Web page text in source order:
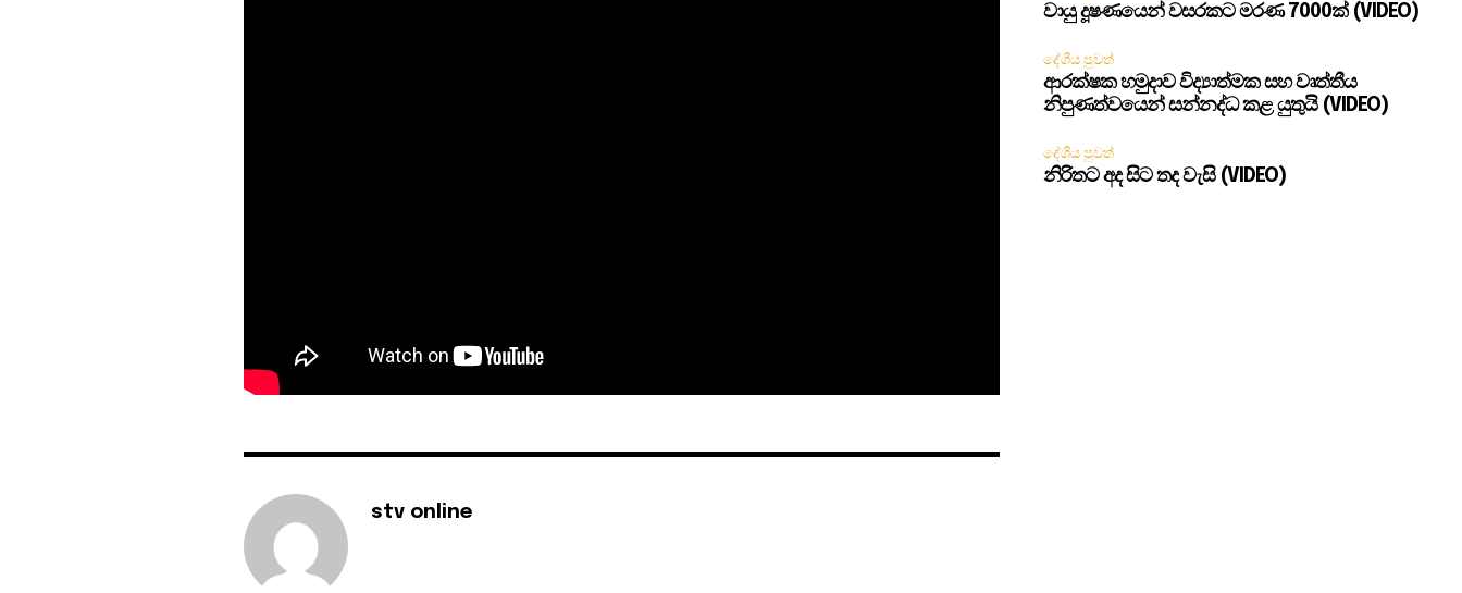
stv online
වායු දූෂණයෙන් වසරකට මරණ 7000ක් (VIDEO)
දේශීය පුවත්
ආරක්ෂක හමුදාව විද්‍යාත්මක සහ වෘත්තීය
නිපුණත්වයෙන් සන්නද්ධ කළ යුතුයි (VIDEO)
දේශීය පුවත්
නිරිතට අද සිට තද වැසි (VIDEO)